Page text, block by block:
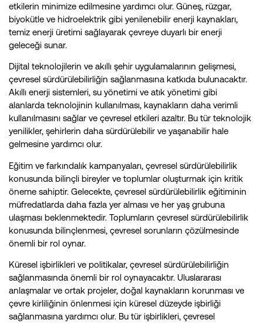
etkilerin minimize edilmesine yardımcı olur. Güneş, rüzgar,
biyokütle ve hidroelektrik gibi yenilenebilir enerji kaynakları,
temiz enerji üretimi sağlayarak çevreye duyarlı bir enerji
geleceği sunar.
Dijital teknolojilerin ve akıllı şehir uygulamalarının gelişmesi,
çevresel sürdürülebilirliğin sağlanmasına katkıda bulunacaktır.
Akıllı enerji sistemleri, su yönetimi ve atık yönetimi gibi
alanlarda teknolojinin kullanılması, kaynakların daha verimli
kullanılmasını sağlar ve çevresel etkileri azaltır. Bu tür teknolojik
yenilikler, şehirlerin daha sürdürülebilir ve yaşanabilir hale
gelmesine yardımcı olur.
Eğitim ve farkındalık kampanyaları, çevresel sürdürülebilirlik
konusunda bilinçli bireyler ve toplumlar oluşturmak için kritik
öneme sahiptir. Gelecekte, çevresel sürdürülebilirlik eğitiminin
müfredatlarda daha fazla yer alması ve her yaş grubuna
ulaşması beklenmektedir. Toplumların çevresel sürdürülebilirlik
konusunda bilinçlenmesi, çevresel sorunların çözülmesinde
önemli bir rol oynar.
Küresel işbirlikleri ve politikalar, çevresel sürdürülebilirliğin
sağlanmasında önemli bir rol oynayacaktır. Uluslararası
anlaşmalar ve ortak projeler, doğal kaynakların korunması ve
çevre kirliliğinin önlenmesi için küresel düzeyde işbirliği
sağlanmasına yardımcı olur. Bu tür işbirlikleri, çevresel